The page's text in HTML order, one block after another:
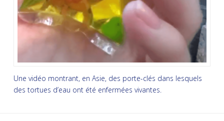
Une vidéo montrant, en Asie, des porte-clés dans lesquels
des tortues d’eau ont été enfermées vivantes.